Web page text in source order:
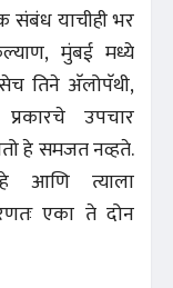
संबंध याचीही भर
मुंबई मध्ये
तिने अ‍ॅलोपॅथी,
उपचार
हे समजत नव्हते.
आणि त्याला
एका ते दोन